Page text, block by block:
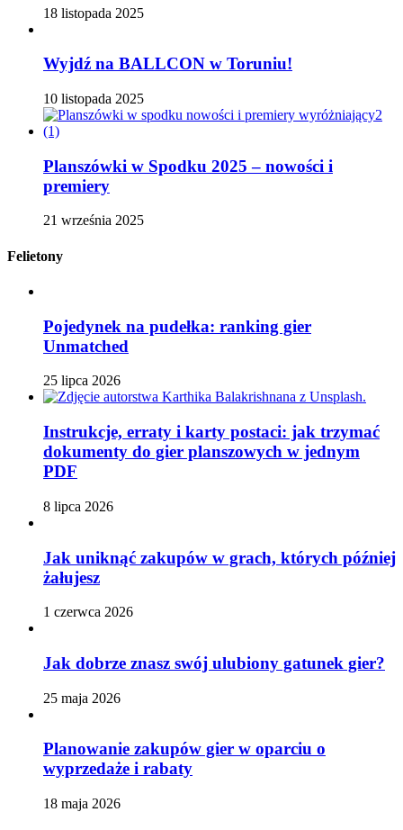
18 listopada 2025
Wyjdź na BALLCON w Toruniu!
10 listopada 2025
Planszówki w Spodku 2025 – nowości i
premiery
21 września 2025
Felietony
Pojedynek na pudełka: ranking gier
Unmatched
25 lipca 2026
Instrukcje, erraty i karty postaci: jak trzymać
dokumenty do gier planszowych w jednym
PDF
8 lipca 2026
Jak uniknąć zakupów w grach, których później
żałujesz
1 czerwca 2026
Jak dobrze znasz swój ulubiony gatunek gier?
25 maja 2026
Planowanie zakupów gier w oparciu o
wyprzedaże i rabaty
18 maja 2026